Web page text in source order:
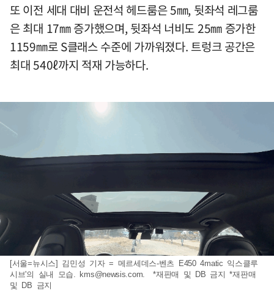
또 이전 세대 대비 운전석 헤드룸은 5㎜, 뒷좌석 레그룸
은 최대 17㎜ 증가했으며, 뒷좌석 너비도 25㎜ 증가한
1159㎜로 S클래스 수준에 가까워졌다. 트렁크 공간은
최대 540ℓ까지 적재 가능하다.
[서울=뉴시스] 김민성 기자 = 메르세데스-벤츠 E450 4matic 익스클루
시브'의 실내 모습. kms@newsis.com . *재판매 및 DB 금지 *재판매
및 DB 금지